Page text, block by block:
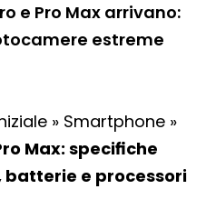
e Pro Max arrivano:
estreme
» Smartphone »
Max: specifiche
e processori